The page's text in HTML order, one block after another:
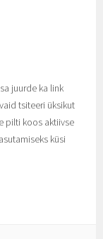
juurde ka link
tsiteeri üksikut
pilti koos aktiivse
küsi